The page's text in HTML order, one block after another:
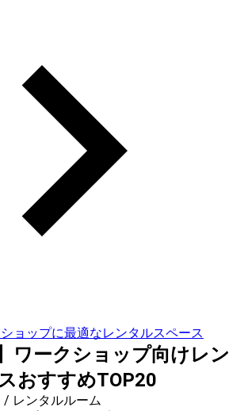
ョップに最適なレンタルスペース
ワークショップ向けレン
おすすめTOP20
/ レンタルルーム